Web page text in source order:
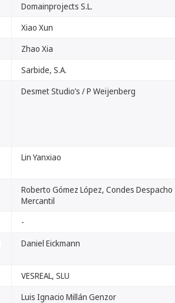
Domainprojects S.L.
Xiao Xun
Zhao Xia
Sarbide, S.A.
Desmet Studio’s / P Weijenberg
Lin Yanxiao
Roberto Gómez López, Condes Despacho
Mercantil
-
Daniel Eickmann
VESREAL, SLU
Luis Ignacio Millán Genzor